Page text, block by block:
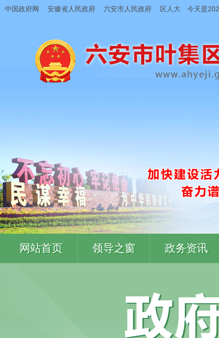
中国政府网 安徽省人民政府 六安市人民政府 区人大 今天是
网站首页 领导之窗 政务资讯